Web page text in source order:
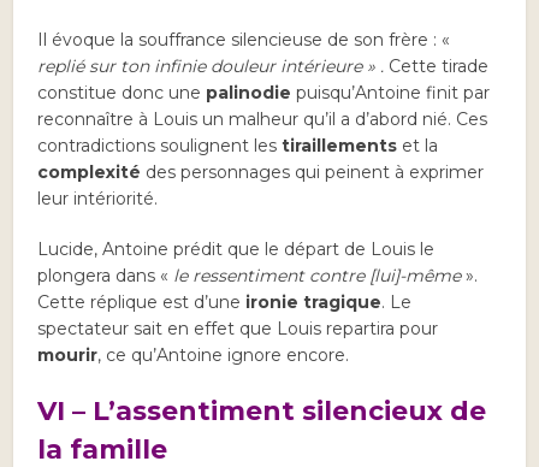
Il évoque la souffrance silencieuse de son frère : «
replié sur ton infinie douleur intérieure » . Cette tirade
constitue donc une palinodie puisqu’Antoine finit par
reconnaître à Louis un malheur qu’il a d’abord nié. Ces
contradictions soulignent lestiraillements et la
complexité des personnages qui peinent à exprimer
leur intériorité.
Lucide, Antoine prédit que le départ de Louis le
plongera dans « le ressentiment contre [lui]-même».
Cette réplique est d’une ironie tragique. Le
spectateur sait en effet que Louis repartira pour
mourir, ce qu’Antoine ignore encore.
VI – L’assentiment silencieux de
la famille